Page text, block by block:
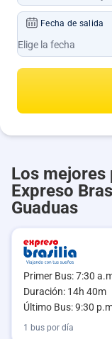
Fecha de salida
Los mejores
Expreso
Guaduas
Primer Bus: 7:30
Duración: 14h 40m
Último Bus: 9:30
1 bus por día